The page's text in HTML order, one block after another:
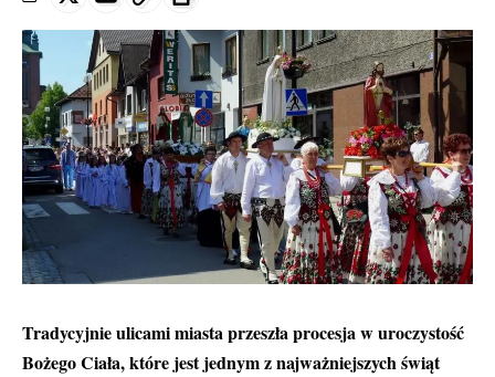
Tradycyjnie ulicami miasta przeszła procesja w uroczystość
Bożego Ciała, które jest jednym z najważniejszych świąt